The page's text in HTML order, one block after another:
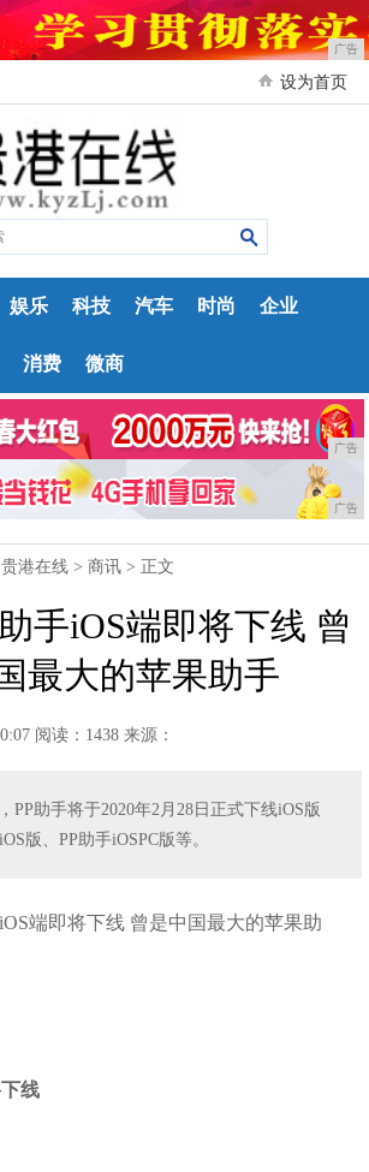
广告
设为首页
娱乐 科技 汽车 时尚 企业
消费 微商
广告
广告
贵港在线 >商讯 > 正文
手iOS端即将下线 曾
最大的苹果助手
阅读：1438 来源：
PP助手将于2020年2月28日正式下线iOS版
版、PP助手iOSPC版等。
线